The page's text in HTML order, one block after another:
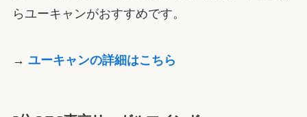
らユーキャンがおすすめです。
→ ユーキャンの詳細はこちら